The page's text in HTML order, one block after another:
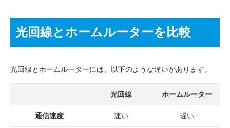
光回線とホームルーターを比較
光回線とホームルーターには、以下のような違いがあります。
光回線 ホームルーター
通信速度 速い 遅い